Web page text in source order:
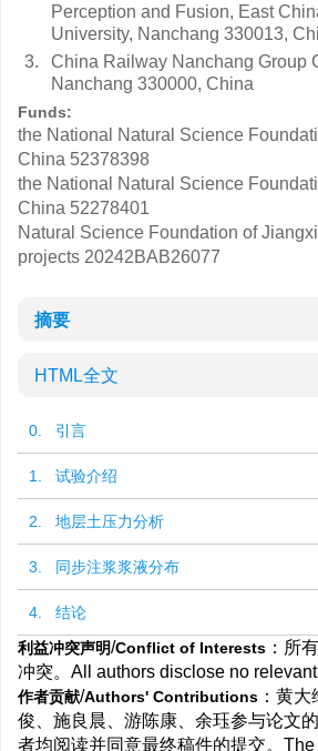
Perception and Fusion, East
University, Nanchang 330013,
3.
China Railway Nanchang Group
Nanchang 330000, China
Funds:
the National Natural Science
China 52378398
the National Natural Science
China 52278401
Natural Science Foundation of
projects 20242BAB26077
摘要
HTML全文
0. 引言
1. 试验介绍
2. 地层土压力分析
3. 同步注浆浆液分布
4. 结论
利益冲突声明/Conflict of Interests ：所
冲突。All authors disclose no
作者贡献/Authors' Contributions ：黄
俊、施良晨、游陈康、余珏参与论文
者均阅读并同意最终稿件的提交。